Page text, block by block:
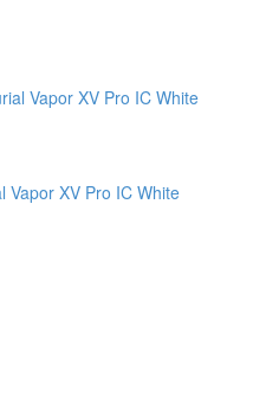
XV Pro IC White